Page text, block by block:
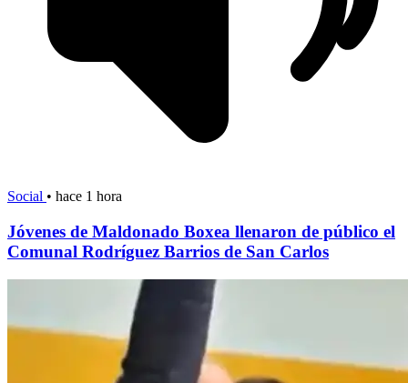
Social • hace 1 hora
Jóvenes de Maldonado Boxea llenaron de público el
Comunal Rodríguez Barrios de San Carlos